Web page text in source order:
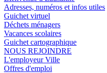
Adresses, numéros et infos utiles
Guichet virtuel
Déchets ménagers
Vacances scolaires
Guichet cartographique
NOUS REJOINDRE
L'employeur Ville
Offres d'emploi